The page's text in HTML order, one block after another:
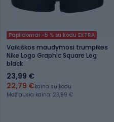
Papildomai -5 % su kodu EXTRA
Vaikiškos maudymosi trumpikės
Nike Logo Graphic Square Leg
black
23,99 €
22,79 €kaina su kodu
Mažiausia kaina: 23,99 €